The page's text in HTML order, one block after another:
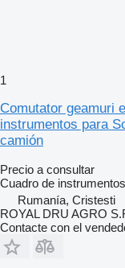
1
Comutator geamuri
instrumentos para
camión
Precio a consultar
Cuadro de instrumentos
Rumanía, Cristesti
ROYAL DRU AGRO
Contacte con el